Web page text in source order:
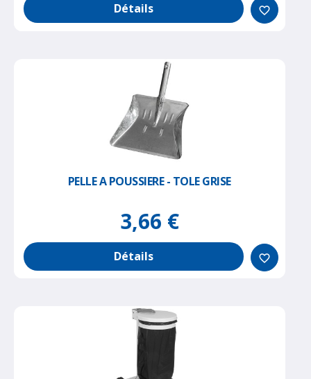
Détails favorite_border
PELLE A POUSSIERE - TOLE GRISE
3,66 €
Détails favorite_border